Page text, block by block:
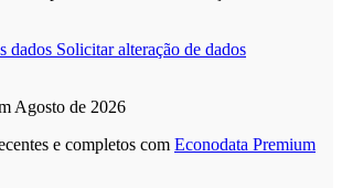
dados Solicitar alteração de dados
Agosto de 2026
e completos com Econodata Premium